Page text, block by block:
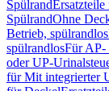
Spülrand
SpülrandOhne
Betrieb, spülrandlos
spülrandlosFür AP-
oder UP-
für Mit integrierter